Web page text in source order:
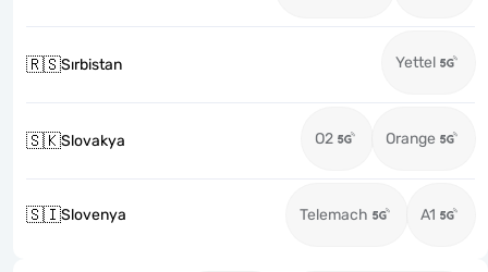
🇷🇸Sırbistan Yettel
🇸🇰Slovakya O2 Orange
🇸🇮Slovenya Telemach A1